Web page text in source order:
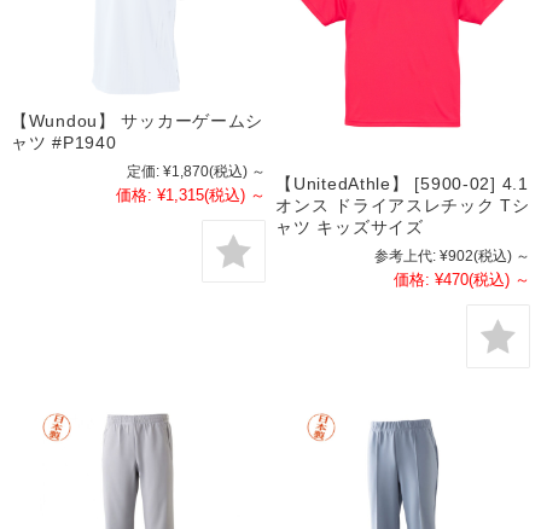
【Wundou】 サッカーゲームシ
ャツ #P1940
定価: ¥1,870(税込) ～
価格: ¥1,315(税込) ～
【UnitedAthle】 [5900-02] 4.1
オンス ドライアスレチック Tシ
ャツ キッズサイズ
参考上代: ¥902(税込) ～
価格: ¥470(税込) ～